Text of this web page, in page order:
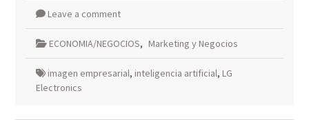
Leave a comment
ECONOMIA/NEGOCIOS, Marketing y Negocios
imagen empresarial, inteligencia artificial, LG
Electronics